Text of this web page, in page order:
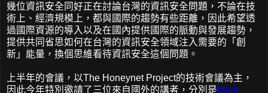
幾位資訊安全同好正在討論台灣的資訊安全問題，不論在技
術上、經濟規模上，都與國際的趨勢有些距離，因此希望透
過國際資源的導入以及在國內提供國際的脈動與發展趨勢，
提供共同省思如何在台灣的資訊安全領域注入需要的「創
新」能量，換個思維看待資訊安全這個問題。
上半年的會議，以The Honeynet Project的技術會議為主，
因此今年特別邀請了三位來自國外的講者，分別是Mark